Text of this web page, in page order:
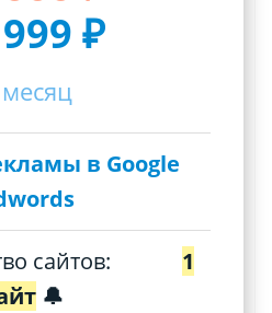
₽
в Google
сайтов: 1
🔔